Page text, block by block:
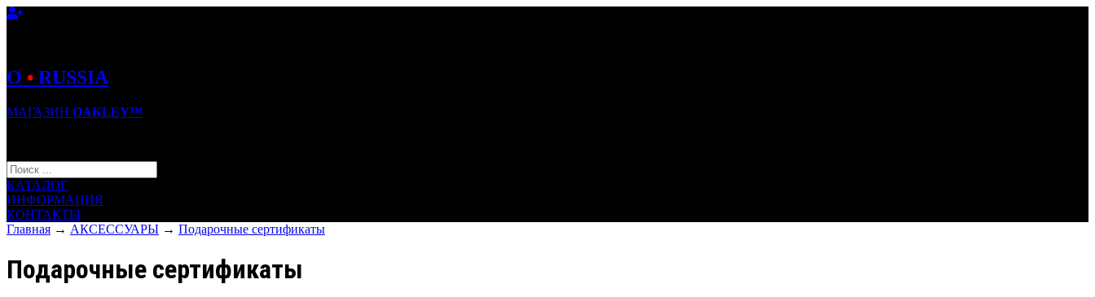
O • RUSSIA
МАГАЗИН OAKLEY™
КАТАЛОГ
ИНФОРМАЦИЯ
КОНТАКТЫ
Главная → АКСЕССУАРЫ → Подарочные сертификаты
Подарочные сертификаты